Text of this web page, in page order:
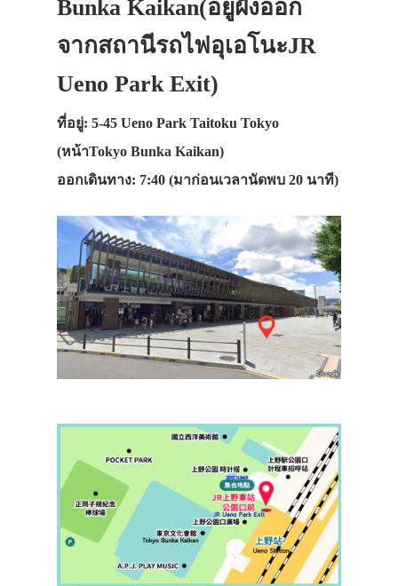
Bunka Kaikan(อยู่ฝั่งออก
จากสถานีรถไฟอุเอโนะJR
Ueno Park Exit)
ที่อยู่: 5-45 Ueno Park Taitoku Tokyo
(หน้าTokyo Bunka Kaikan)
ออกเดินทาง: 7:40 (มาก่อนเวลานัดพบ 20 นาที)